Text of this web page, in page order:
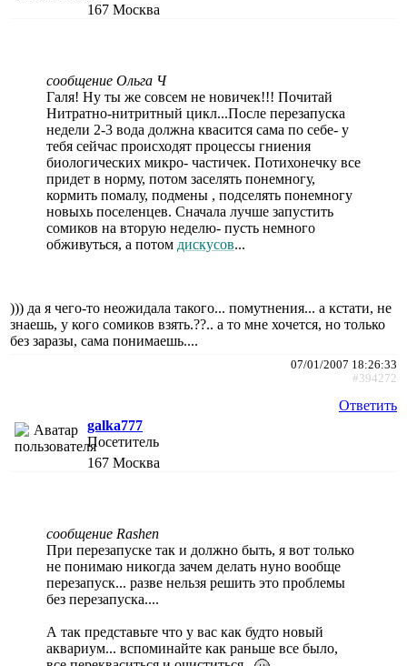
167 Москва
сообщение Ольга Ч
Галя! Ну ты же совсем не новичек!!! Почитай
Нитратно-нитритный цикл...После перезапуска
недели 2-3 вода должна квасится сама по себе- у
тебя сейчас происходят процессы гниения
биологических микро- частичек. Потихонечку все
придет в норму, потом заселять понемногу,
кормить помалу, подмены , подселять понемногу
новыхь поселенцев. Сначала лучше запустить
сомиков на вторую неделю- пусть немного
обживуться, а потом дискусов...
))) да я чего-то неожидала такого... помутнения... а кстати, не
знаешь, у кого сомиков взять.??.. а то мне хочется, но только
без заразы, сама понимаешь....
07/01/2007 18:26:33
#394272
Ответить
galka777
Посетитель
167 Москва
сообщение Rashen
При перезапуске так и должно быть, я вот только
не понимаю никогда зачем делать нуно вообще
перезапуск... разве нельзя решить это проблемы
без перезапуска....
А так представьте что у вас как будто новый
аквариум... вспоминайте как раньше все было,